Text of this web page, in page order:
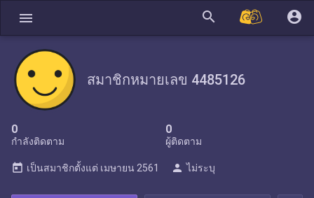
menu search account_circle
สมาชิกหมายเลข 4485126
0
กำลังติดตาม
0
ผู้ติดตาม
today เป็นสมาชิกตั้งแต่ เมษายน 2561 person ไม่ระบุ